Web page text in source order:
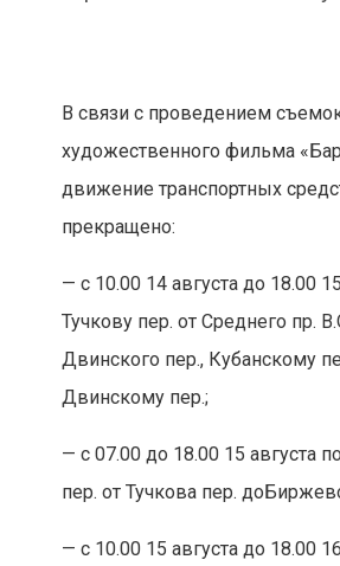
В связи с проведением
художественного фильма
движение транспортных
прекращено:
— с 10.00 14 августа до 18.00
Тучкову пер. от Среднего пр.
Двинского пер., Кубанскому
Двинскому пер.;
— с 07.00 до 18.00 15 августа
пер. от Тучкова пер.
— с 10.00 15 августа до 18.00